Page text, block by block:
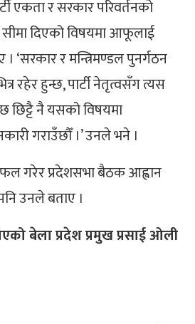
एकता र सरकार परिवर्तनको
दिएको विषयमा आफूलाई
‘सरकार र मन्त्रिमण्डल पुनर्गठन
रहेर हुन्छ, पार्टी नेतृत्वसँग त्यस
नै यसको विषयमा
गराउँछौँ ।’ उनले भने ।
गरेर प्रदेशसभा बैठक आह्वान
उनले बताए ।
बेला प्रदेश प्रमुख प्रसाई ओली